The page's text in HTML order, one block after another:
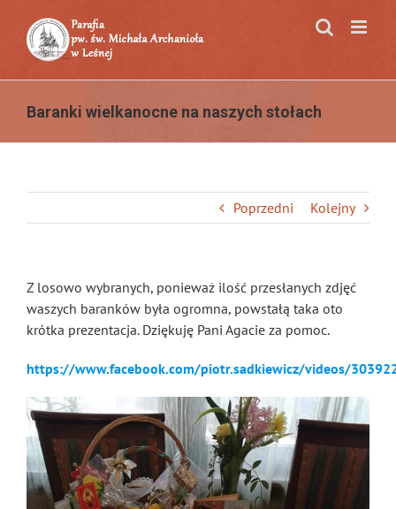
zawartości
Baranki wielkanocne na naszych stołach
Poprzedni Kolejny
Z losowo wybranych, ponieważ ilość przesłanych zdjęć
waszych baranków była ogromna, powstałą taka oto
krótka prezentacja. Dziękuję Pani Agacie za pomoc.
https://www.facebook.com/piotr.sadkiewicz/videos/